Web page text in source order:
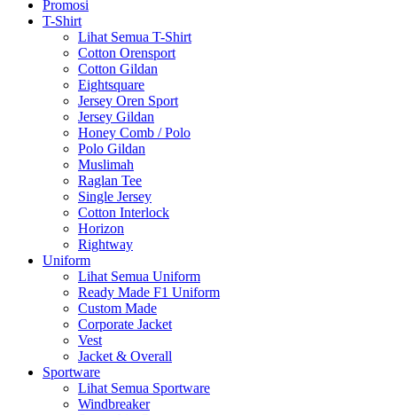
Promosi
T-Shirt
Lihat Semua T-Shirt
Cotton Orensport
Cotton Gildan
Eightsquare
Jersey Oren Sport
Jersey Gildan
Honey Comb / Polo
Polo Gildan
Muslimah
Raglan Tee
Single Jersey
Cotton Interlock
Horizon
Rightway
Uniform
Lihat Semua Uniform
Ready Made F1 Uniform
Custom Made
Corporate Jacket
Vest
Jacket & Overall
Sportware
Lihat Semua Sportware
Windbreaker